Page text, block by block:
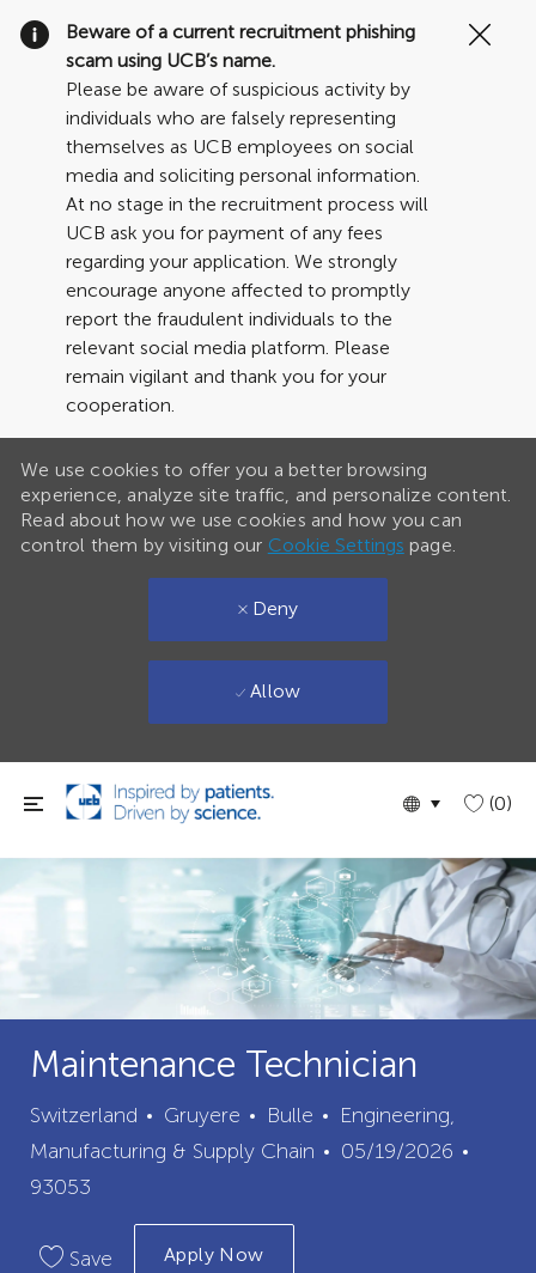
Skip to main content
Language
English (0)
Beware of a current recruitment phishing
scam using UCB’s name.
Please be aware of suspicious activity by
individuals who are falsely representing
themselves as UCB employees on social
media and soliciting personal information.
At no stage in the recruitment process will
UCB ask you for payment of any fees
regarding your application. We strongly
encourage anyone affected to promptly
report the fraudulent individuals to the
relevant social media platform. Please
remain vigilant and thank you for your
cooperation.
We use cookies to offer you a better browsing
experience, analyze site traffic, and personalize content.
Read about how we use cookies and how you can
control them by visiting our Cookie Settings page.
Deny
Allow
Maintenance Technician
Switzerland Gruyere City
Bulle Category
Engineering,
Manufacturing & Supply Chain
Posted
05/19/2026
93053
Save Apply Now